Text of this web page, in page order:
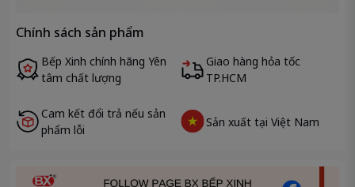
Chính sách sản phẩm
Bếp Xinh chính hãng Yên
tâm chất lượng
Giao hàng hỏa tốc
TP.HCM
Cam kết đổi trả nếu sản
phẩm lỗi
Sản xuất tại Việt Nam